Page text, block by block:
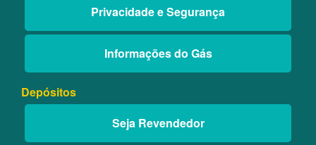
Privacidade e Segurança
Informações do Gás
Depósitos
Seja Revendedor